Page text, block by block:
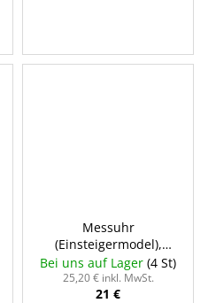
Messuhr
(Einsteigermodel),
10/0,01 mm, INSIZE
2301-10
Bei uns auf Lager (4 St)
25,20 € inkl. MwSt.
21 €